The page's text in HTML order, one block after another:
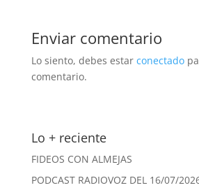
Enviar comentario
Lo siento, debes estar conectado
comentario.
Lo + reciente
FIDEOS CON ALMEJAS
PODCAST RADIOVOZ DEL 16/07/